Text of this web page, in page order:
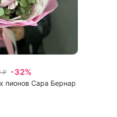
₽ -32%
пионов Сара Бернар